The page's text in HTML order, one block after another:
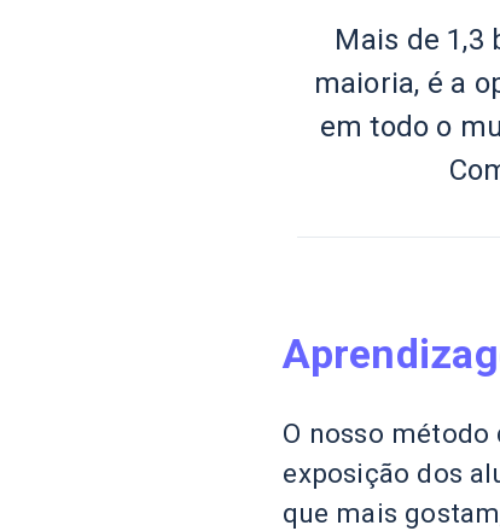
Mais de 1,3
maioria, é a
em todo o
O nosso método
exposição dos
que mais